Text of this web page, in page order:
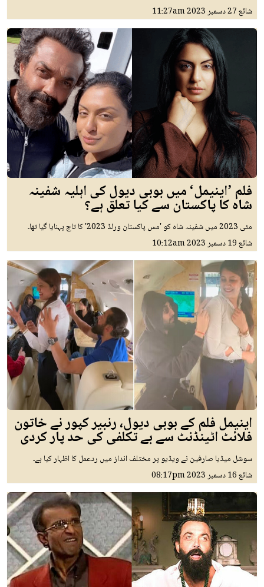
شائع27 دسمبر 2023 11:27am
فلم ’اینیمل‘ میں بوبی دیول کی اہلیہ شفینہ
شاہ کا پاکستان سے کیا تعلق ہے؟
مئی 2023 میں شفینہ شاہ کو 'مس پاکستان ورلڈ 2023' کا تاج پہنایا گیا تھا۔
شائع19 دسمبر 2023 10:12am
اینیمل فلم کے بوبی دیول، رنبیر کپور نے خاتون
فلائٹ اٹینڈنٹ سے بے تکلفی کی حد پار کردی
سوشل میڈیا صارفین نے ویڈیو پر مختلف انداز میں ردعمل کا اظہار کیا ہے۔
شائع16 دسمبر 2023 08:17pm